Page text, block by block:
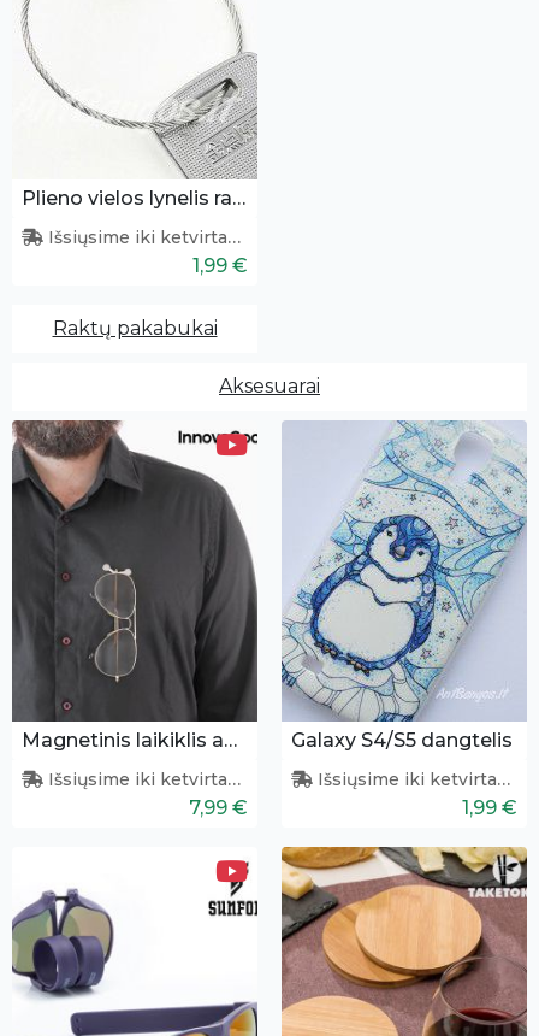
Plieno vielos lynelis raktams
Išsiųsime iki ketvirtadienio
Aksesuarai
Magnetinis laikiklis akiniams
Išsiųsime iki ketvirtadienio
Galaxy S4/S5 dangtelis
Išsiųsime iki ketvirtadienio
1,99 €